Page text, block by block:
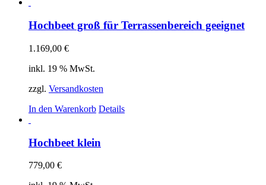
Hochbeet groß für Terrassenbereich geeignet
1.169,00 €
inkl. 19 % MwSt.
zzgl. Versandkosten
In den Warenkorb Details
Hochbeet klein
779,00 €